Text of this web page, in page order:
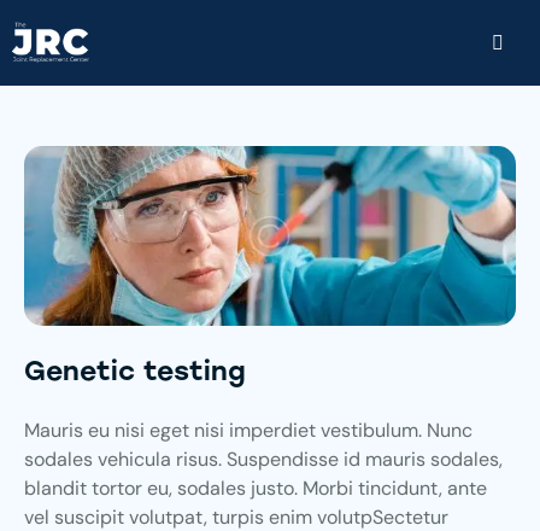
Genetic testing
Mauris eu nisi eget nisi imperdiet vestibulum. Nunc
sodales vehicula risus. Suspendisse id mauris sodales,
blandit tortor eu, sodales justo. Morbi tincidunt, ante
vel suscipit volutpat, turpis enim volutpSectetur